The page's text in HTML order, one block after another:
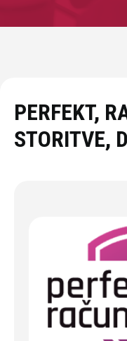
PERFEKT,
STORITVE,